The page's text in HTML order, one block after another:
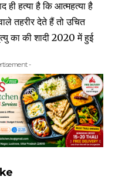
ही हत्या है कि आत्महत्या है
तहरीर देते हैं तो उचित
का की शादी 2020 में हुई
-